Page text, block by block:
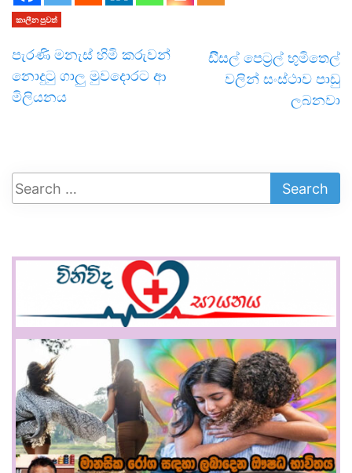
කාලීන පුවත්
පැරණි මනැස් හිමි කරුවන්
නොදුටු ගාලු මුවදොරට ආ
මිලියනය
ඩිීසල් පෙට්‍රල් භුමිතෙල්
වලින් සංස්ථාව පාඩු
ලබනවා